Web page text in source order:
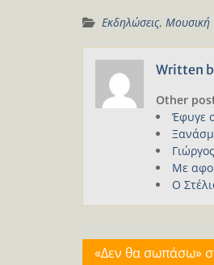
Εκδηλώσεις, Μουσική
Written
Other
Έφυγε
Με
Ο
Πλοήγηση
«Δεν θα σωπάσω»